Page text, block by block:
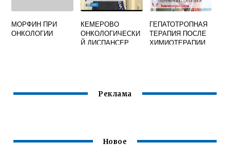
МОРФИН ПРИ
ОНКОЛОГИИ
КЕМЕРОВО
ОНКОЛОГИЧЕСКИ
Й ДИСПАНСЕР
ГЕПАТОТРОПНАЯ
ТЕРАПИЯ ПОСЛЕ
ХИМИОТЕРАПИИ
Реклама
Новое